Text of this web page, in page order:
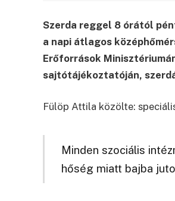
Szerda reggel 8 órától
a napi átlagos
Erőforrások
sajtótájékoztatóján,
Fülöp Attila közölte:
Minden szociális
hőség miatt bajba